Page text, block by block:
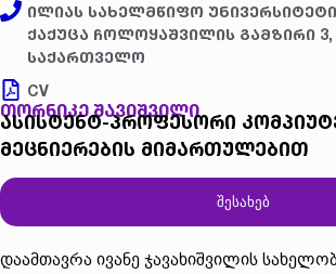
ილიას სახელმწიფო
ქაქუცა ჩოლოყაშვილის გამზირი 3,
საქართველო
CV
თორნიკე შავიშვილი
ასისტენტ-პროფესორი
მეცნიერების მიმართულებით
შესახებ
დაამთავრა ივანე ჯავახიშვილის